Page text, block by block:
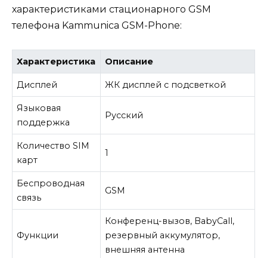
характеристиками стационарного GSM
телефона Kammunica GSM-Phone:
Характеристика Описание
Дисплей ЖК дисплей с подсветкой
Языковая
поддержка
Русский
Количество SIM
карт
1
Беспроводная
связь
GSM
Функции
Конференц-вызов, BabyCall,
резервный аккумулятор,
внешняя антенна